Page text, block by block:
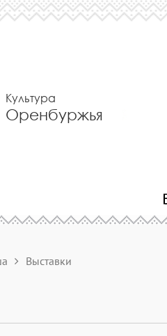
Культура
Оренбуржья
Выставки